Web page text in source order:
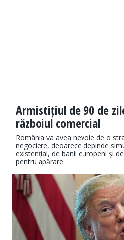
Armistițiul de 90 de
războiul comercial
România va avea nevoie de o
negociere, deoarece depinde
existențial, de banii europeni și
pentru apărare.